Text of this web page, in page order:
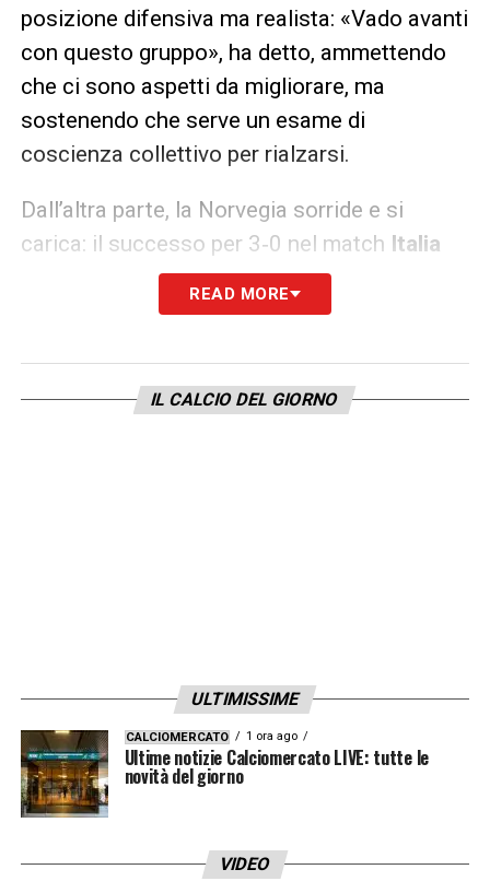
posizione difensiva ma realista: «Vado avanti
con questo gruppo», ha detto, ammettendo
che ci sono aspetti da migliorare, ma
sostenendo che serve un esame di
coscienza collettivo per rialzarsi.
Dall’altra parte, la Norvegia sorride e si
carica: il successo per 3‑0 nel match Italia
lancia la squadra di Solbakken in
testa al Girone I, con un vantaggio
progetto di qualificazione ai Mondiali
potrebbe davvero diventare realtà. Il tecnico
di svolta. Per la Norvegia è un’occasione
storica, per l’Italia un campanello d’allarme. Il
risultato ha dimostrato quanto il cammino
per il Mondiale possa essere tortuoso, e il
perfetta delle ambizioni e dei timori di
READ MORE
IL CALCIO DEL GIORNO
ULTIMISSIME
CALCIOMERCATO 1 ora ago
Ultime notizie Calciomercato LIVE: tutte le
novità del giorno
VIDEO